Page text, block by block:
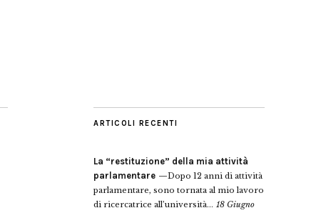
ARTICOLI RECENTI
La “restituzione” della mia attività
parlamentare
Dopo 12 anni di attività
parlamentare, sono tornata al mio lavoro
di ricercatrice all’università... 18 Giugno